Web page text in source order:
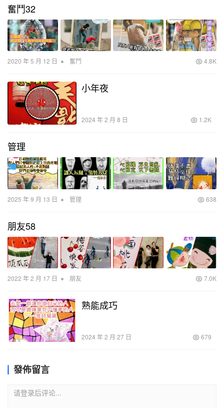
奮鬥32
2020 年 5 月 12 日 • 奮鬥 4.8K
小年夜
2024 年 2 月 8 日 1.2K
管理
2025 年 9 月 13 日 • 管理 638
朋友58
2022 年 2 月 17 日 • 朋友 7.0K
熟能成巧
2024 年 2 月 27 日 679
發佈留言
请登录后评论...